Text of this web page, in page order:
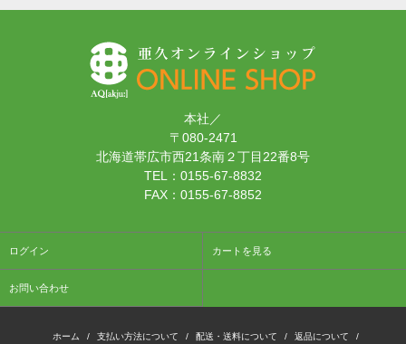
本社／
〒080-2471
北海道帯広市西21条南２丁目22番8号
TEL：0155-67-8832
FAX：0155-67-8852
ログイン カートを見る
お問い合わせ
ホーム / 支払い方法について / 配送・送料について / 返品について /